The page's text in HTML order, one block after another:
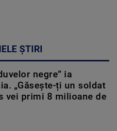
ȘTIRI
negre” ia
„Găsește-ți un soldat
vei primi 8 milioane de